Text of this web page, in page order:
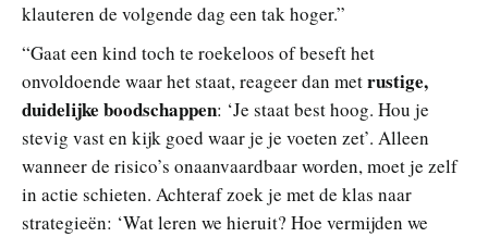
klauteren de volgende dag een tak hoger.”
“Gaat een kind toch te roekeloos of beseft het
onvoldoende waar het staat, reageer dan metrustige,
duidelijke boodschappen: ‘Je staat best hoog. Hou je
stevig vast en kijk goed waar je je voeten zet’. Alleen
wanneer de risico’s onaanvaardbaar worden, moet je zelf
in actie schieten. Achteraf zoek je met de klas naar
strategieën: ‘Wat leren we hieruit? Hoe vermijden we